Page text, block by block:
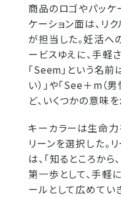
商品のロゴやパッケ
ケーション面は、リ
が担当した。妊活へ
ービスゆえに、手軽
「Seem」という名
い）」や「See＋m（
ど、いくつかの意味
キーカラーは生命力
リーンを選択した。
は、「知るところから
第一歩として、手軽
ールとして広めてい